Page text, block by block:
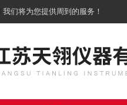
们将为您提供周到的服务！